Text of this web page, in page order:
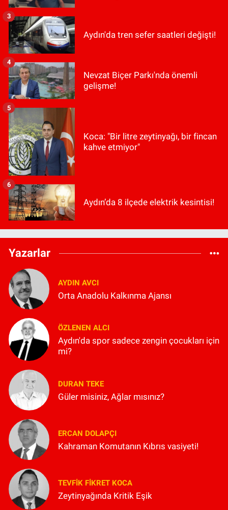
Aydın'da tren sefer saatleri değişti!
3
Nevzat Biçer Parkı'nda önemli
gelişme!
4
Koca: "Bir litre zeytinyağı, bir fincan
kahve etmiyor"
5
Aydın’da 8 ilçede elektrik kesintisi!
6
Yazarlar
AYDIN AVCI
Orta Anadolu Kalkınma Ajansı
ÖZLENEN ALCI
Aydın'da spor sadece zengin çocukları için
mi?
DURAN TEKE
Güler misiniz, Ağlar mısınız?
ERCAN DOLAPÇI
Kahraman Komutanın Kıbrıs vasiyeti!
TEVFIK FIKRET KOCA
Zeytinyağında Kritik Eşik